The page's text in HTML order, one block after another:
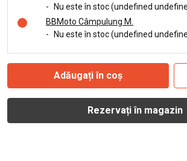
-
Nu este în stoc (undefined
BBMoto Câmpulung M.
-
Nu este în stoc (undefined
Adăugați în coș
Rezervați în magazin